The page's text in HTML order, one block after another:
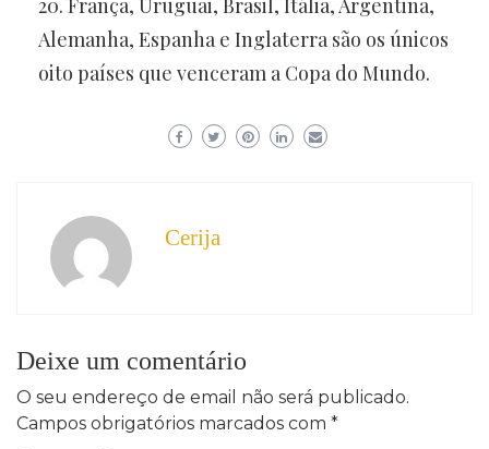
20. França, Uruguai, Brasil, Itália, Argentina,
Alemanha, Espanha e Inglaterra são os únicos
oito países que venceram a Copa do Mundo.
Cerija
Deixe um comentário
O seu endereço de email não será publicado.
Campos obrigatórios marcados com *